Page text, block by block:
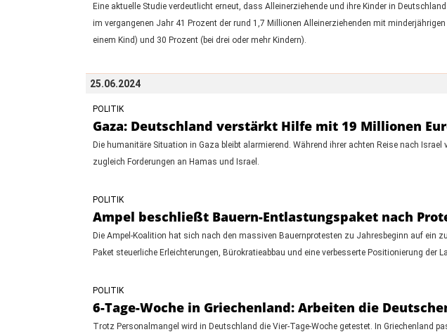
Eine aktuelle Studie verdeutlicht erneut, dass Alleinerziehende und ihre Kinder in
im vergangenen Jahr 41 Prozent der rund 1,7 Millionen Alleinerziehenden mit
einem Kind) und 30 Prozent (bei drei oder mehr Kindern).
25.06.2024
POLITIK
Gaza: Deutschland verstärkt Hilfe mit 19 Millionen
Die humanitäre Situation in Gaza bleibt alarmierend. Während ihrer achten Reise nach
zugleich Forderungen an Hamas und Israel.
POLITIK
Ampel beschließt Bauern-Entlastungspaket nach
Die Ampel-Koalition hat sich nach den massiven Bauernprotesten zu Jahresbeginn auf ein
Paket steuerliche Erleichterungen, Bürokratieabbau und eine verbesserte Positionierung der
POLITIK
6-Tage-Woche in Griechenland: Arbeiten die
Trotz Personalmangel wird in Deutschland die Vier-Tage-Woche getestet. In Griechenland